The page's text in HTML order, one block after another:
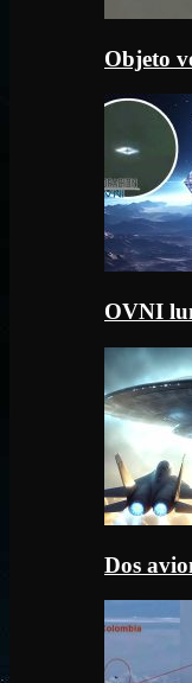
Objeto
OVNI
Dos